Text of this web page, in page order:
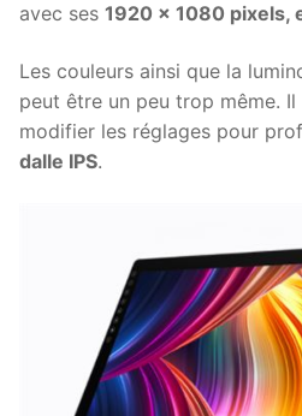
avec ses 1920 x 1080 pixels,
Les couleurs ainsi que la
peut être un peu trop même. Il
modifier les réglages pour
dalle IPS.